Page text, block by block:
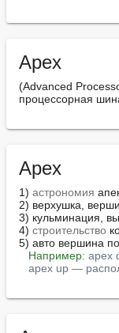
Apex
(Advanced
процессорная
Apex
1) астрономия
2) верхушка,
3) кульминация,
4) строительство
5) авто вершина
Например: apex
apex up —